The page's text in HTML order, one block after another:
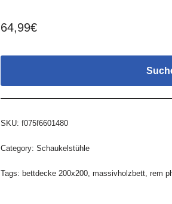
64,99€
SKU: f075f6601480
Category: Schaukelstühle
Tags: bettdecke 200x200, massivholzbett, rem